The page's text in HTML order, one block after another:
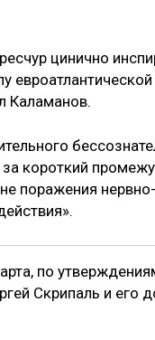
цинично
Каламанов.
короткий
поражения
по
Скрипаль и его